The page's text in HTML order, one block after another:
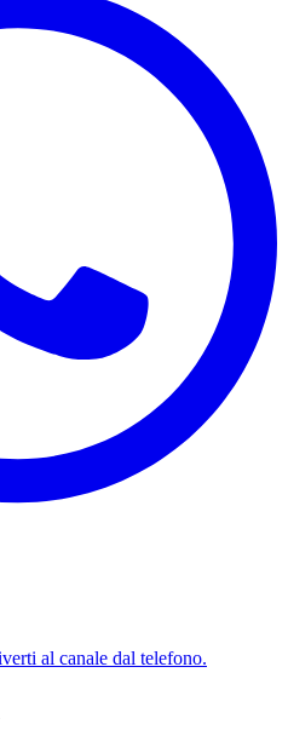
al canale dal telefono.